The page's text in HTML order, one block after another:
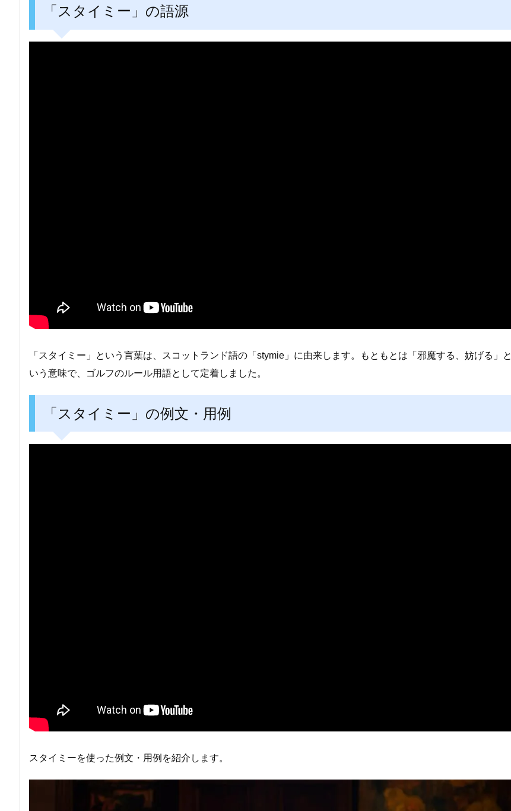
「スタイミー」の語源
「スタイミー」という言葉は、スコットランド語の「stymie」に由来します。もともとは「邪魔する、妨げる」と
いう意味で、ゴルフのルール用語として定着しました。
「スタイミー」の例文・用例
スタイミーを使った例文・用例を紹介します。